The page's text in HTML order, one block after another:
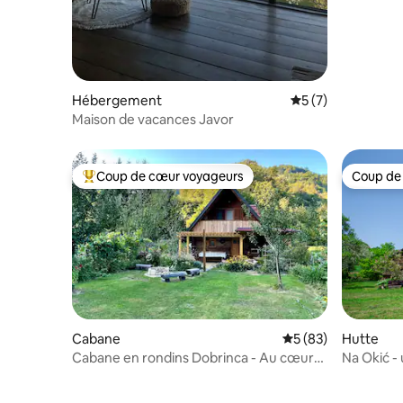
Hébergement Évaluation
5 (7)
Maison de vacances Javor
Coups de cœur voyageurs les plus appréciés
Coup de cœur voyageurs
Cabane Évaluation
5 (83)
Cabane en rondins Dobrinca - Au cœur
Coup
Coup
Hutte
Na Okić